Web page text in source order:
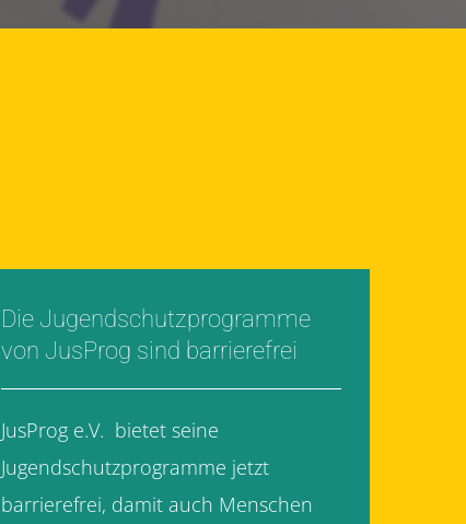
Die Jugendschutzprogramme
von JusProg sind barrierefrei
JusProg e.V. bietet seine
Jugendschutzprogramme jetzt
barrierefrei, damit auch Menschen